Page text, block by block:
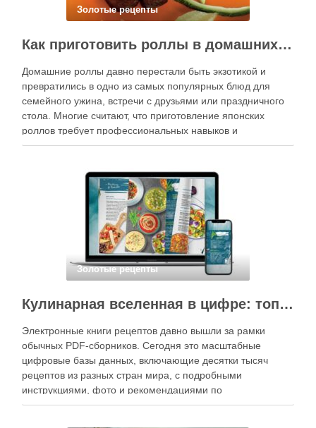
Золотые рецепты
Как приготовить роллы в домашних условиях?
Домашние роллы давно перестали быть экзотикой и
превратились в одно из самых популярных блюд для
семейного ужина, встречи с друзьями или праздничного
стола. Многие считают, что приготовление японских
роллов требует профессиональных навыков и
специального оборудования, однако на практике сделать
кухне. Главное — …
Золотые рецепты
Кулинарная вселенная в цифре: топ-3 самых больших электронных книг рецептов
Электронные книги рецептов давно вышли за рамки
обычных PDF-сборников. Сегодня это масштабные
цифровые базы данных, включающие десятки тысяч
рецептов из разных стран мира, с подробными
инструкциями, фото и рекомендациями по
приготовлению. В отличие от печатных изданий,